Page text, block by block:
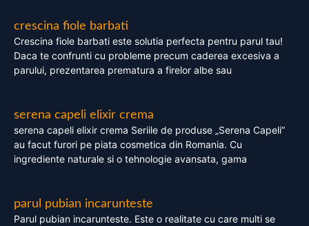
crescina fiole barbati
Crescina fiole barbati este solutia perfecta pentru parul tau!
Daca te confrunti cu probleme precum caderea excesiva a
parului, prezentarea prematura a firelor albe sau
serena capeli elixir crema
serena capeli elixir crema Seriile de produse „Serena Capeli”
au facut furori pe piata cosmetica din Romania. Cu
ingrediente naturale si o tehnologie avansata, gama
parul pubian incarunteste
Parul pubian incarunteste. Este o realitate cu care multi se